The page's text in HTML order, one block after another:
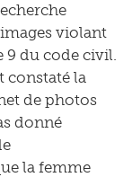
violant
9 du code civil.
constaté la
de photos
donné
la femme